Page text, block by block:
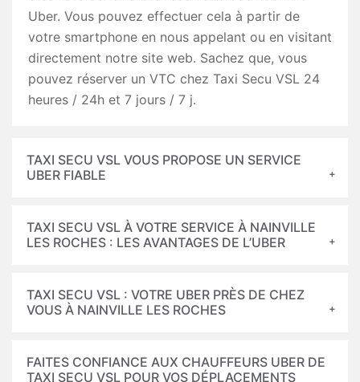
Uber. Vous pouvez effectuer cela à partir de
votre smartphone en nous appelant ou en visitant
directement notre site web. Sachez que, vous
pouvez réserver un VTC chez Taxi Secu VSL 24
heures / 24h et 7 jours / 7 j.
TAXI SECU VSL VOUS PROPOSE UN SERVICE
UBER FIABLE
TAXI SECU VSL À VOTRE SERVICE À NAINVILLE
LES ROCHES : LES AVANTAGES DE L’UBER
TAXI SECU VSL : VOTRE UBER PRÈS DE CHEZ
VOUS À NAINVILLE LES ROCHES
FAITES CONFIANCE AUX CHAUFFEURS UBER DE
TAXI SECU VSL POUR VOS DÉPLACEMENTS